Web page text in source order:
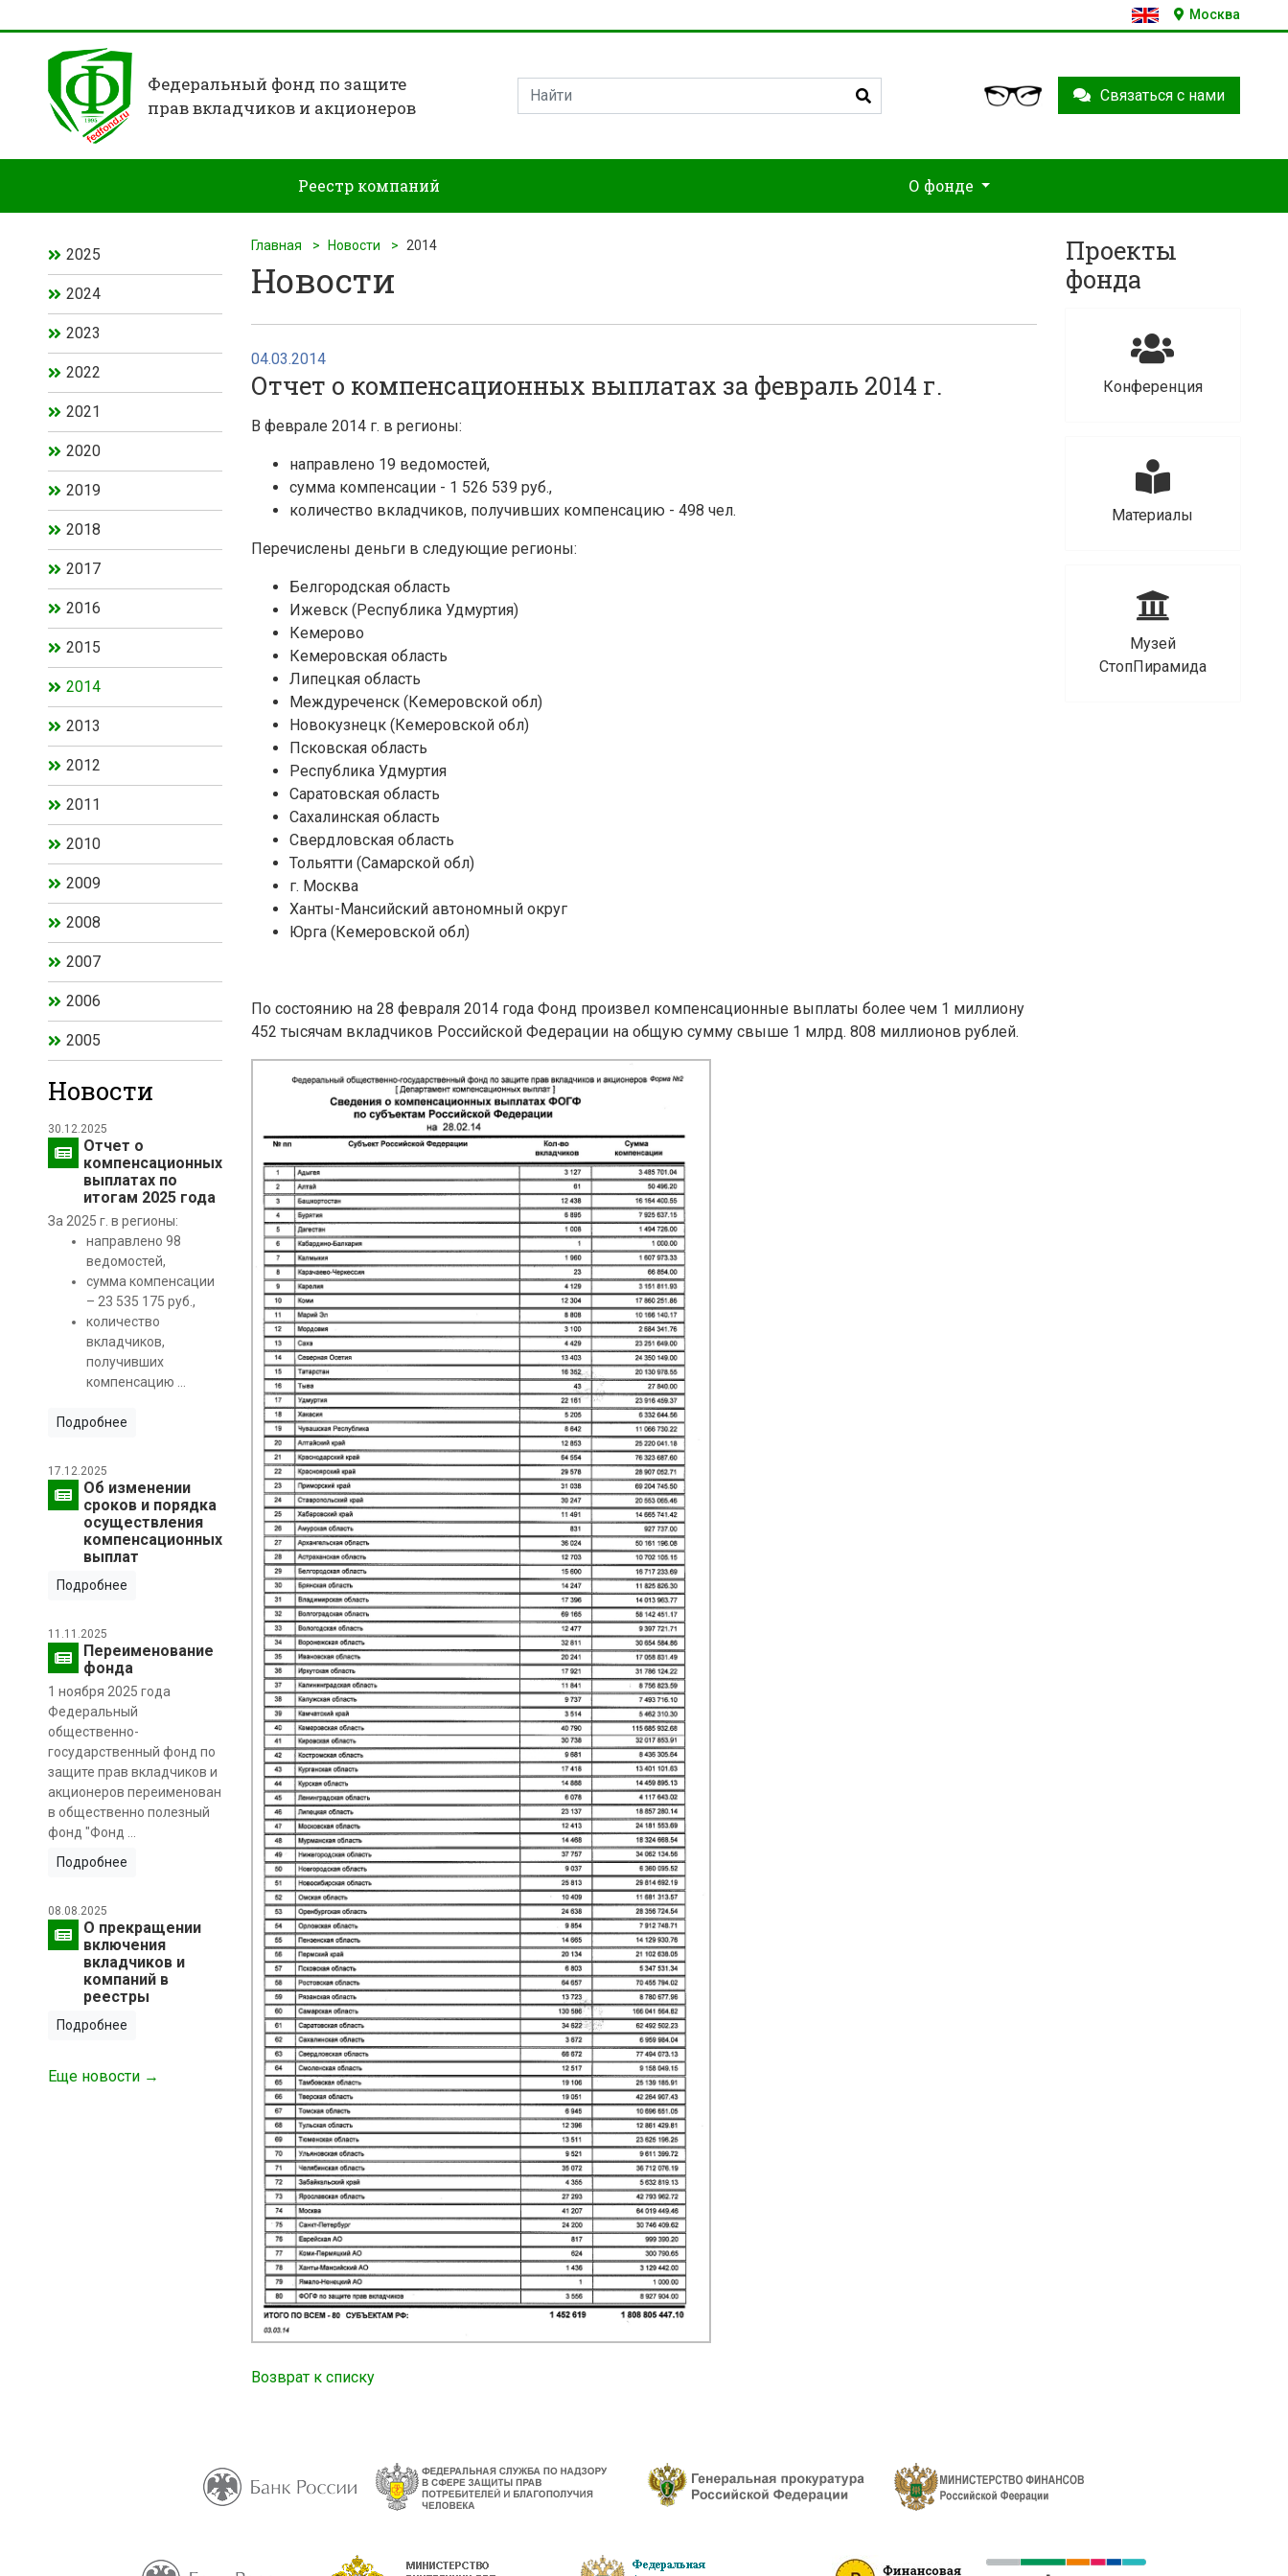
Москва
Федеральный фонд по защите
прав вкладчиков и акционеров
Связаться с нами
Реестр компаний О фонде
Главная Новости 2014
Новости
04.03.2014
Отчет о компенсационных выплатах за февраль 2014 г.
В феврале 2014 г. в регионы:
направлено 19 ведомостей,
сумма компенсации - 1 526 539 руб.,
количество вкладчиков, получивших компенсацию - 498 чел.
Перечислены деньги в следующие регионы:
Белгородская область
Ижевск (Республика Удмуртия)
Кемерово
Кемеровская область
Липецкая область
Междуреченск (Кемеровской обл)
Новокузнецк (Кемеровской обл)
Псковская область
Республика Удмуртия
Саратовская область
Сахалинская область
Свердловская область
Тольятти (Самарской обл)
г. Москва
Ханты-Мансийский автономный округ
Юрга (Кемеровской обл)
По состоянию на 28 февраля 2014 года Фонд произвел компенсационные выплаты более чем 1 миллиону
452 тысячам вкладчиков Российской Федерации на общую сумму свыше 1 млрд. 808 миллионов рублей.
Возврат к списку
Проекты
фонда
Конференция
Материалы
Музей
СтопПирамида
2025
2024
2023
2022
2021
2020
2019
2018
2017
2016
2015
2014
2013
2012
2011
2010
2009
2008
2007
2006
2005
Новости
30.12.2025
Отчет о
компенсационных
выплатах по
итогам 2025 года
За 2025 г. в регионы:
направлено 98
ведомостей,
сумма компенсации
– 23 535 175 руб.,
количество
вкладчиков,
получивших
компенсацию ...
Подробнее
17.12.2025
Об изменении
сроков и порядка
осуществления
компенсационных
выплат
Подробнее
11.11.2025
Переименование
фонда
1 ноября 2025 года
Федеральный
общественно-
государственный фонд по
защите прав вкладчиков и
акционеров переименован
в общественно полезный
фонд "Фонд ...
Подробнее
08.08.2025
О прекращении
включения
вкладчиков и
компаний в
реестры
Подробнее
Еще новости →